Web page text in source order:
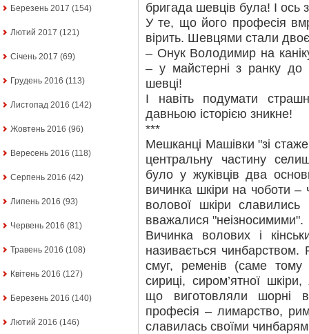
Березень 2017 (154)
Лютий 2017 (121)
Січень 2017 (69)
Грудень 2016 (113)
Листопад 2016 (142)
Жовтень 2016 (96)
Вересень 2016 (118)
Серпень 2016 (42)
Липень 2016 (93)
Червень 2016 (81)
Травень 2016 (108)
Квітень 2016 (127)
Березень 2016 (140)
Лютий 2016 (146)
бригада шевців була! І
У те, що його професія
вірить. Шевцями стали
– Онук Володимир на
– у майстерні з ранку до
шевці!
І навіть подумати
давньою історією зникне!
***
Мешканці Машівки "зі
центральну частину
було у жуківців два
вичинка шкіри на чоботи –
волової шкіри славились
вважалися "неізносимими".
Вичинка волових і
називається чинбарством.
смуг, ременів (саме тому
сириці, сиром’ятної
що виготовляли шорні
професія – лимарство,
славилась своїми